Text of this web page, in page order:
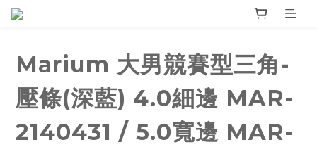
Marium 大男競賽型三角-
壓條(深藍) 4.0細邊 MAR-
2140431 / 5.0寬邊 MAR-